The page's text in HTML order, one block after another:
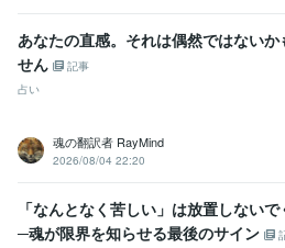
あなたの直感。それは偶然ではないか
せん
記事
占い
魂の翻訳者 RayMind
2026/08/04 22:20
「なんとなく苦しい」は放置しない
─魂が限界を知らせる最後のサイン